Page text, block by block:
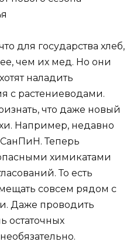
для государства хлеб,
чем их мед. Но они
наладить
с растениеводами.
что даже новый
Например, недавно
Теперь
химикатами
То есть
совсем рядом с
Даже проводить
остаточных